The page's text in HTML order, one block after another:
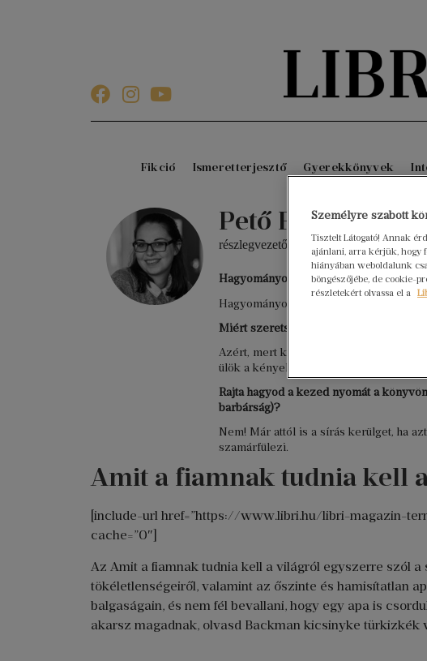
Fikció Ismeretterjesztő Gyerekkönyvek
Pető Fruzsina
részlegvezető
Hagyományos könyv vagy e-könyv?
Hagyományos. Szeretem pörgetni a
Miért szeretsz olvasni?
Azért, mert kikapcsol, és általuk egy
ülök a kényelmes fotelben az ölemben a
Rajta hagyod a kezed nyomát a
barbárság)?
Nem! Már attól is a sírás kerülget, ha
szamárfülezi.
Amit a fiamnak tudnia kell
[include-url href=”https://www.libri.hu/libri-magazin-
cache=”0″]
Az Amit a fiamnak tudnia kell a világról egyszerre szól a
tökéletlenségeiről, valamint az őszinte és hamisítatlan
balgaságain, és nem fél bevallani, hogy egy apa is
akarsz magadnak, olvasd Backman kicsinyke türkizkék
Személyre szabott
Tisztelt Látogató! Annak
ajánlani, arra kérjük, hogy
hiányában weboldalunk
böngészőjébe, de cookie-
részletekért olvassa el a